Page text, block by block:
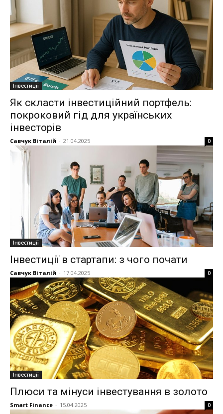
Інвестиції
Як скласти інвестиційний портфель:
покроковий гід для українських
інвесторів
Савчук Віталій - 21.04.2025 0
Інвестиції
Інвестиції в стартапи: з чого почати
Савчук Віталій - 17.04.2025 0
Інвестиції
Плюси та мінуси інвестування в золото
Smart Finance - 15.04.2025 0